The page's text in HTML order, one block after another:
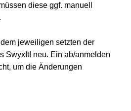
diese ggf. manuell
jeweiligen setzten der
SwyxIt! neu. Ein ab/anmelden
um die Änderungen